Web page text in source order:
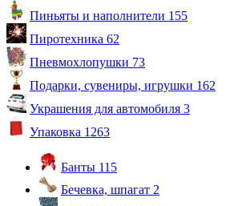
Пиньяты и наполнители 155
Пиротехника 62
Пневмохлопушки 73
Подарки, сувениры, игрушки 162
Украшения для автомобиля 3
Упаковка 1263
Банты 115
Бечевка, шпагат 2